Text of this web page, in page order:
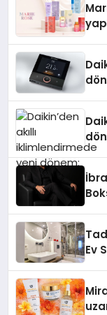
Ev